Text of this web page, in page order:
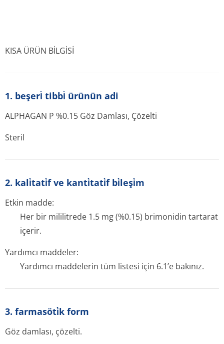
KISA ÜRÜN BİLGİSİ
1. beşeri̇ tibbi̇ ürünün adi
ALPHAGAN P %0.15 Göz Damlası, Çözelti
Steril
2. kali̇tati̇f ve kanti̇tati̇f bi̇leşi̇m
Etkin madde:
Her bir mililitrede 1.5 mg (%0.15) brimonidin tartarat
içerir.
Yardımcı maddeler:
Yardımcı maddelerin tüm listesi için 6.1’e bakınız.
3. farmasöti̇k form
Göz damlası, çözelti.